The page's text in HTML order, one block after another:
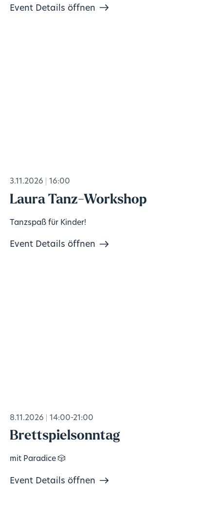
Event Details öffnen
3.11.2026 16:00
Laura Tanz-Workshop
Tanzspaß für Kinder!
Event Details öffnen
8.11.2026 14:00-21:00
Brettspielsonntag
mit Paradice 🎲
Event Details öffnen